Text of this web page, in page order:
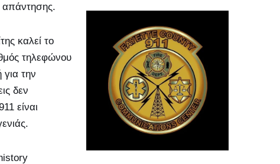
απάντησης.
καλεί το
τηλεφώνου
την
δεν
είναι